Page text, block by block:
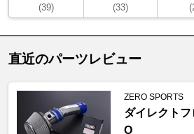
(39) (33)
直近のパーツレビュー
ZERO SPORTS
ダイレクト
O